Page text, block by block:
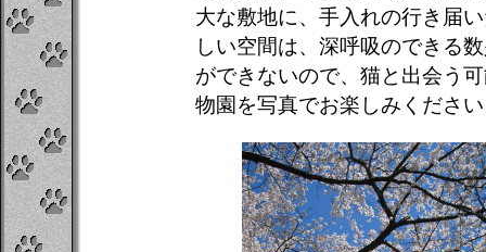
大な敷地に、手入れの行き届
しい空間は、深呼吸のできる
ができないので、猫と出会う
物園を写真でお楽しみくださ